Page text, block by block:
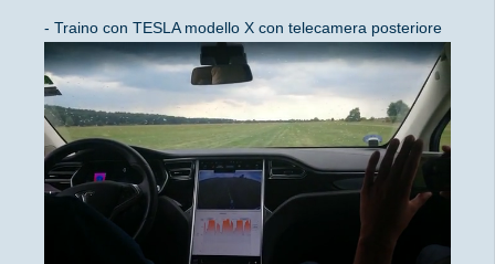
- Traino con TESLA modello X con telecamera posteriore